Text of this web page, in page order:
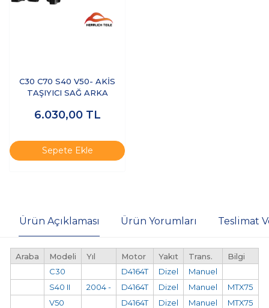
C30 C70 S40 V50- AKİS
TAŞIYICI SAĞ ARKA
6.030,00 TL
Sepete Ekle
Ürün Açıklaması Ürün Yorumları Teslimat
Araba Modeli Yıl Motor Yakıt Trans.
Bilgi
C30
D4164T Dizel
Manuel
S40 II
2004 - D4164T Dizel Manuel
MTX75
V50
D4164T Dizel Manuel MTX75